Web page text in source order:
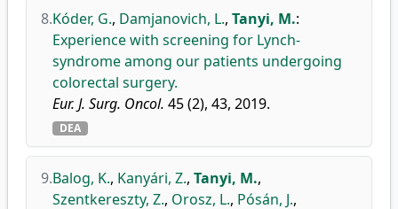
8.Kóder, G., Damjanovich, L., Tanyi, M.:
Experience with screening for Lynch-
syndrome among our patients undergoing
colorectal surgery.
Eur. J. Surg. Oncol. 45 (2), 43, 2019.
DEA
9.Balog, K., Kanyári, Z., Tanyi, M.,
Szentkereszty, Z., Orosz, L., Pósán, J.,